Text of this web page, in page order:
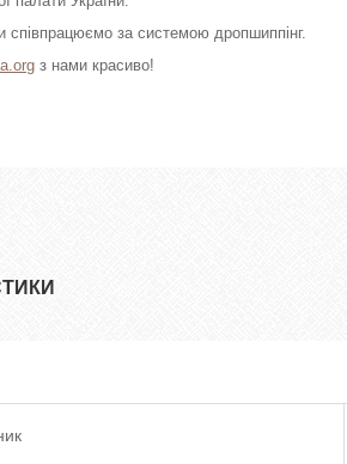
співпрацюємо за системою дропшиппінг.
з нами красиво!